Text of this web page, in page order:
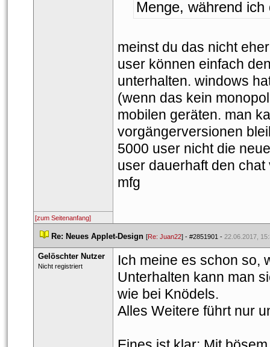
Menge, während
meinst du das nicht
user können einfach
unterhalten. windows
(wenn das kein
mobilen geräten. man
vorgängerversionen
5000 user nicht die
user dauerhaft den chat
mfg
[zum Seitenanfang]
Re: Neues Applet-Design [Re: Juan22] - #2851901 - 22.06.2017,
Gelöschter Nutzer
Nicht registriert
Ich meine es schon so,
Unterhalten kann man
wie bei Knödels.
Alles Weitere führt nur